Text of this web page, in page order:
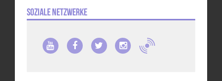
Soziale Netzwerke